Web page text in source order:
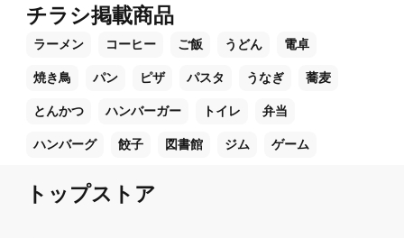
チラシ掲載商品
ラーメン コーヒー ご飯 うどん 電卓
焼き鳥 パン ピザ パスタ うなぎ 蕎麦
とんかつ ハンバーガー トイレ 弁当
ハンバーグ 餃子 図書館 ジム ゲーム
トップストア